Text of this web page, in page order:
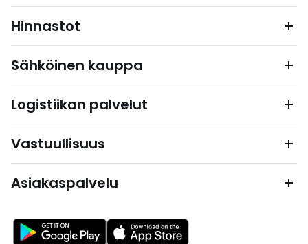
Hinnastot
Sähköinen kauppa
Logistiikan palvelut
Vastuullisuus
Asiakaspalvelu